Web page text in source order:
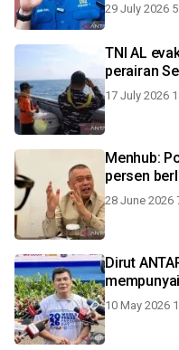
29 July 2026
TNI AL
perairan
17 July 2026
Menhub:
28 June 2026
Dirut
10 May 2026